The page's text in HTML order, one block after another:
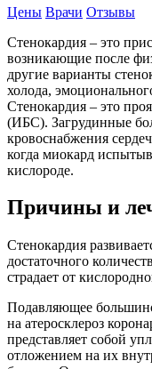
Цены Врачи Отзывы
Стенокардия – это
возникающие после
другие варианты
холода,
Стенокардия – это
(ИБС). Загрудинные
кровоснабжения
когда миокард
кислороде.
Причины и
Стенокардия
достаточного
страдает от
Подавляющее
на атеросклероз
представляет собой
отложением на их